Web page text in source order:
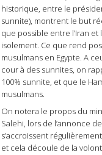
historique, entre le
sunnite), montrent le but
que possible entre l’Iran et
isolement. Ce que rend
musulmans en Egypte. A
cour à des sunnites, on
100% sunnite, et que le
musulmans.
On notera le propos du
Salehi, lors de l’annonce
s’accroissent
et cela découle de la